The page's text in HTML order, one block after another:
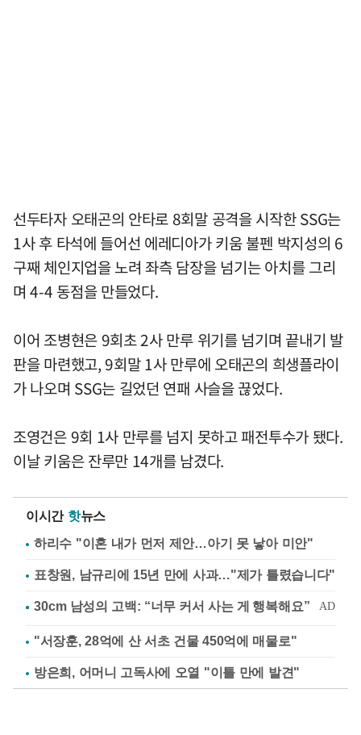
선두타자 오태곤의 안타로 8회말 공격을 시작한 SSG는
1사 후 타석에 들어선 에레디아가 키움 불펜 박지성의 6
구째 체인지업을 노려 좌측 담장을 넘기는 아치를 그리
며 4-4 동점을 만들었다.
이어 조병현은 9회초 2사 만루 위기를 넘기며 끝내기 발
판을 마련했고, 9회말 1사 만루에 오태곤의 희생플라이
가 나오며 SSG는 길었던 연패 사슬을 끊었다.
조영건은 9회 1사 만루를 넘지 못하고 패전투수가 됐다.
이날 키움은 잔루만 14개를 남겼다.
이시간 핫뉴스
하리수 "이혼 내가 먼저 제안…아기 못 낳아 미안"
표창원, 남규리에 15년 만에 사과…"제가 틀렸습니다"
"서장훈, 28억에 산 서초 건물 450억에 매물로"
방은희, 어머니 고독사에 오열 "이틀 만에 발견"